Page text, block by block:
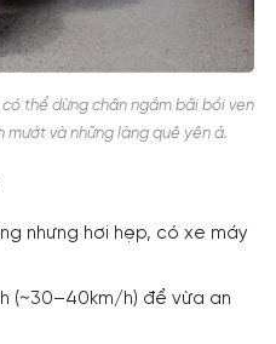
có thể dừng chân ngắm bãi bồi ven
mướt và những làng quê yên ả.
nhưng hơi hẹp, có xe máy
(~30–40km/h) để vừa an